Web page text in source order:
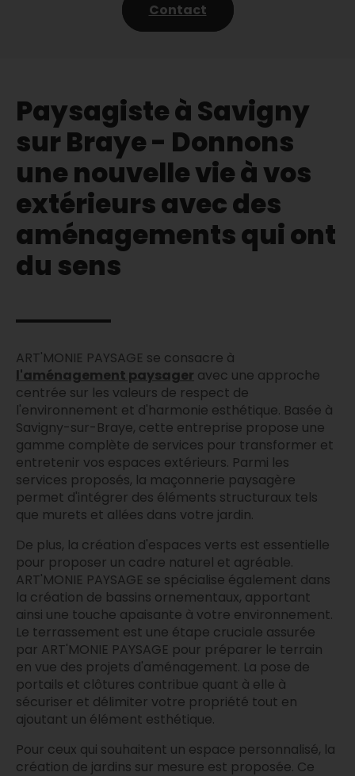
Contact
Paysagiste à Savigny
sur Braye - Donnons
une nouvelle vie à vos
extérieurs avec des
aménagements qui ont
du sens
ART'MONIE PAYSAGE se consacre à
l'aménagement paysager avec une approche
centrée sur les valeurs de respect de
l'environnement et d'harmonie esthétique. Basée à
Savigny-sur-Braye, cette entreprise propose une
gamme complète de services pour transformer et
entretenir vos espaces extérieurs. Parmi les
services proposés, la maçonnerie paysagère
permet d'intégrer des éléments structuraux tels
que murets et allées dans votre jardin.
De plus, la création d'espaces verts est essentielle
pour proposer un cadre naturel et agréable.
ART'MONIE PAYSAGE se spécialise également dans
la création de bassins ornementaux, apportant
ainsi une touche apaisante à votre environnement.
Le terrassement est une étape cruciale assurée
par ART'MONIE PAYSAGE pour préparer le terrain
en vue des projets d'aménagement. La pose de
portails et clôtures contribue quant à elle à
sécuriser et délimiter votre propriété tout en
ajoutant un élément esthétique.
Pour ceux qui souhaitent un espace personnalisé, la
création de jardins sur mesure est proposée. Ce